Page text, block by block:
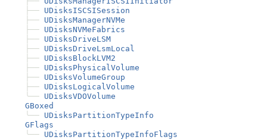
├── UDisksISCSISession
├── UDisksManagerNVMe
├── UDisksNVMeFabrics
├── UDisksDriveLSM
├── UDisksDriveLsmLocal
├── UDisksBlockLVM2
├── UDisksPhysicalVolume
├── UDisksVolumeGroup
├── UDisksLogicalVolume
╰── UDisksVDOVolume
GBoxed
╰── UDisksPartitionTypeInfo
GFlags
╰── UDisksPartitionTypeInfoFlags